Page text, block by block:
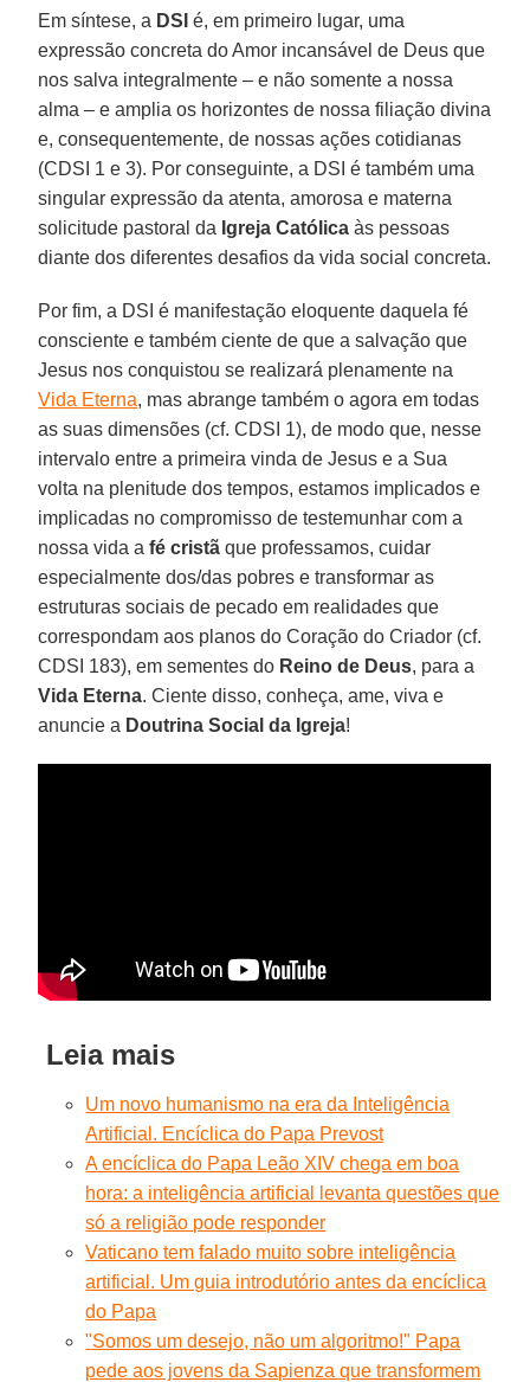
Em síntese, a DSI é, em primeiro lugar, uma
expressão concreta do Amor incansável de Deus que
nos salva integralmente – e não somente a nossa
alma – e amplia os horizontes de nossa filiação divina
e, consequentemente, de nossas ações cotidianas
(CDSI 1 e 3). Por conseguinte, a DSI é também uma
singular expressão da atenta, amorosa e materna
solicitude pastoral da Igreja Católica às pessoas
diante dos diferentes desafios da vida social concreta.
Por fim, a DSI é manifestação eloquente daquela fé
consciente e também ciente de que a salvação que
Jesus nos conquistou se realizará plenamente na
Vida Eterna, mas abrange também o agora em todas
as suas dimensões (cf. CDSI 1), de modo que, nesse
intervalo entre a primeira vinda de Jesus e a Sua
volta na plenitude dos tempos, estamos implicados e
implicadas no compromisso de testemunhar com a
nossa vida afé cristã que professamos, cuidar
especialmente dos/das pobres e transformar as
estruturas sociais de pecado em realidades que
correspondam aos planos do Coração do Criador (cf.
CDSI 183), em sementes do Reino de Deus, para a
Vida Eterna. Ciente disso, conheça, ame, viva e
anuncie a Doutrina Social da Igreja!
Leia mais
Um novo humanismo na era da Inteligência
Artificial. Encíclica do Papa Prevost
A encíclica do Papa Leão XIV chega em boa
hora: a inteligência artificial levanta questões que
só a religião pode responder
Vaticano tem falado muito sobre inteligência
artificial. Um guia introdutório antes da encíclica
do Papa
"Somos um desejo, não um algoritmo!" Papa
pede aos jovens da Sapienza que transformem